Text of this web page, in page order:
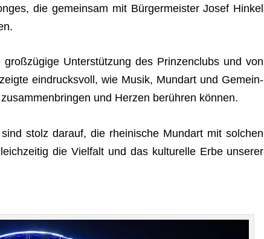
die gemein­sam mit Bür­ger­meis­ter Josef Hin­kel
Unter­stüt­zung des Prin­zen­clubs und von
ein­drucks­voll, wie Musik, Mund­art und Gemein­
und Her­zen berüh­ren können.
stolz dar­auf, die rhei­ni­sche Mund­art mit sol­chen
die Viel­falt und das kul­tu­relle Erbe unse­rer